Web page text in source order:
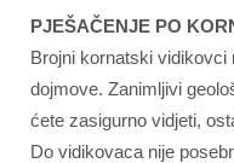
PJEŠAČENJE PO
Brojni kornatski vidikovci
dojmove. Zanimljivi
ćete zasigurno vidjeti,
Do vidikovaca nije